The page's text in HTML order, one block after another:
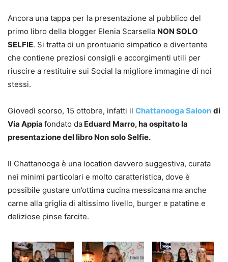
Ancora una tappa per la presentazione al pubblico del
primo libro della blogger Elenia Scarsella NON SOLO
SELFIE. Si tratta di un prontuario simpatico e divertente
che contiene preziosi consigli e accorgimenti utili per
riuscire a restituire sui Social la migliore immagine di noi
stessi.
Giovedì scorso, 15 ottobre, infatti il Chattanooga Saloon di
Via Appia fondato da Eduard Marro, ha ospitato la
presentazione del libro Non solo Selfie.
Il Chattanooga è una location davvero suggestiva, curata
nei minimi particolari e molto caratteristica, dove è
possibile gustare un’ottima cucina messicana ma anche
carne alla griglia di altissimo livello, burger e patatine e
deliziose pinse farcite.